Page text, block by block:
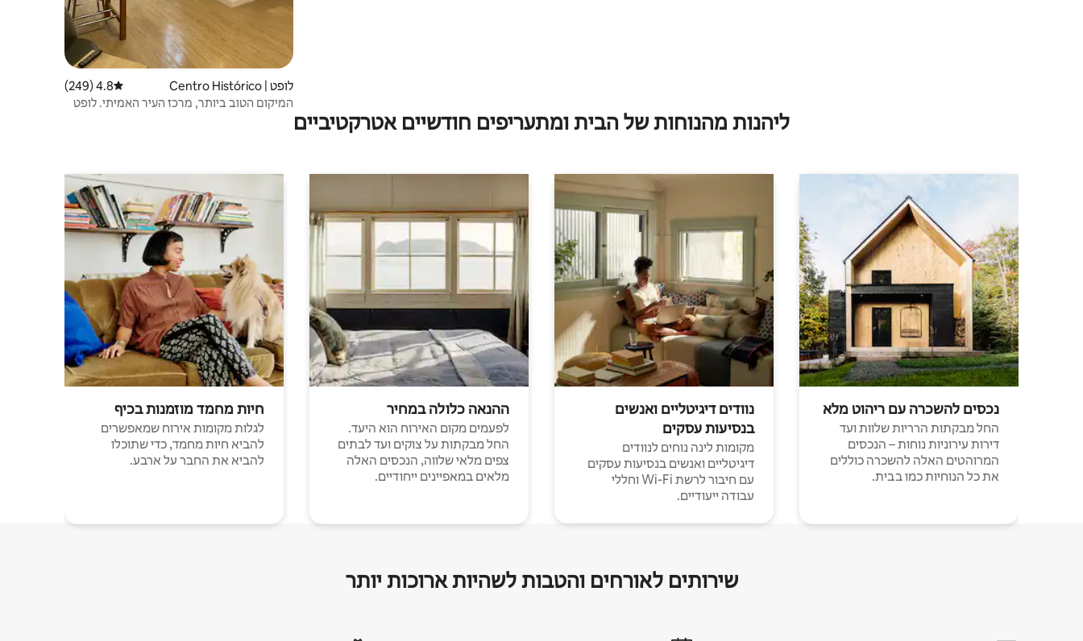
לופט | Centro Histórico דירוג ממוצע של 4.8 מתוך 5, 249 ביקורות
4.8 (249)
המיקום הטוב ביותר, מרכז העיר האמיתי. לופט
ליהנות מהנוחות של הבית ומתעריפים חודשיים אטרקטיביים
נכסים להשכרה עם ריהוט מלא
החל מבקתות הרריות שלוות ועד
דירות עירוניות נוחות – הנכסים
המרוהטים האלה להשכרה כוללים
את כל הנוחיות כמו בבית.
נוודים דיגיטליים ואנשים
בנסיעות עסקים
מקומות לינה נוחים לנוודים
דיגיטליים ואנשים בנסיעות עסקים
עם חיבור לרשת Wi-Fi וחללי
עבודה ייעודיים.
ההנאה כלולה במחיר
לפעמים מקום האירוח הוא היעד.
החל מבקתות על צוקים ועד לבתים
צפים מלאי שלווה, הנכסים האלה
מלאים במאפיינים ייחודיים.
חיות מחמד מוזמנות בכיף
לגלות מקומות אירוח שמאפשרים
להביא חיות מחמד, כדי שתוכלו
להביא את החבר על ארבע.
שירותים לאורחים והטבות לשהיות ארוכות יותר